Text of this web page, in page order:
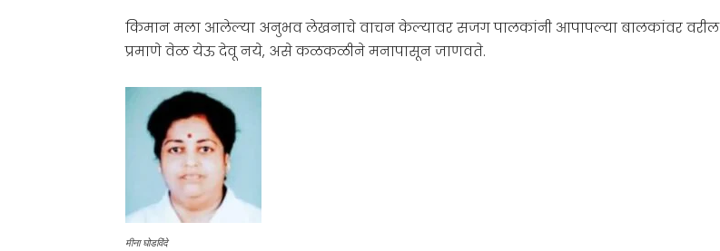
किमान मला आलेल्या अनुभव लेखनाचे वाचन केल्यावर सजग पालकांनी आपापल्या बालकांवर वरील
प्रमाणे वेळ येऊ देवू नये, असे कळकळीने मनापासून जाणवते.
मीना घोडविंदे